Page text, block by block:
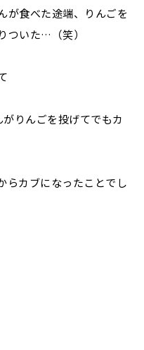
が食べた途端、りんごを
ついた…（笑）
りんごを投げてでもカ
らカブになったことでし